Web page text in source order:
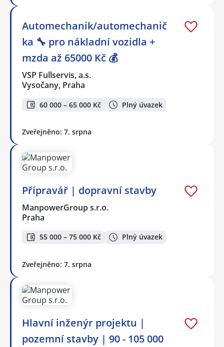
Automechanik/automechanič
ka 🔧 pro nákladní vozidla +
mzda až 65000 Kč 💰
VSP Fullservis, a.s.
Vysočany, Praha
60 000 – 65 000 Kč Plný úvazek
Zveřejněno: 7. srpna
Přípravář | dopravní stavby
ManpowerGroup s.r.o.
Praha
55 000 – 75 000 Kč Plný úvazek
Zveřejněno: 7. srpna
Hlavní inženýr projektu |
pozemní stavby | 90 - 105 000